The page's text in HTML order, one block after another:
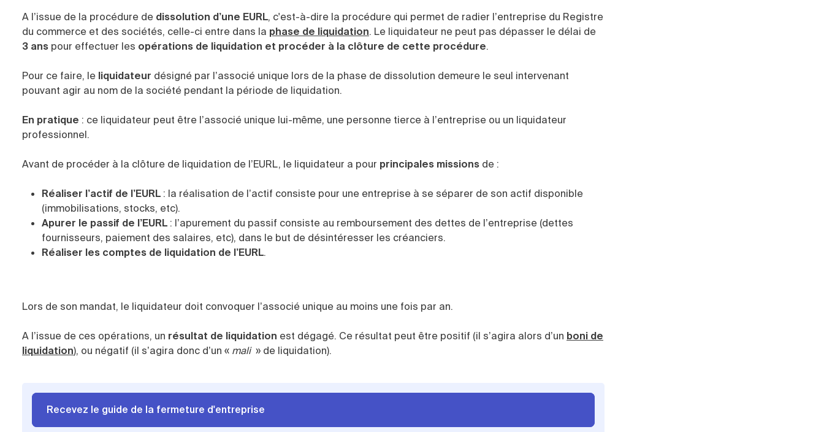
A l’issue de la procédure de dissolution d’une EURL, c'est-à-dire la procédure qui permet de radier l’entreprise du Registre
du commerce et des sociétés, celle-ci entre dans la phase de liquidation. Le liquidateur ne peut pas dépasser le délai de
3 ans pour effectuer les opérations de liquidation et procéder à la clôture de cette procédure.
Pour ce faire, le liquidateur désigné par l’associé unique lors de la phase de dissolution demeure le seul intervenant
pouvant agir au nom de la société pendant la période de liquidation.
En pratique : ce liquidateur peut être l’associé unique lui-même, une personne tierce à l’entreprise ou un liquidateur
professionnel.
Avant de procéder à la clôture de liquidation de l’EURL, le liquidateur a pour principales missions de :
Réaliser l’actif de l’EURL : la réalisation de l’actif consiste pour une entreprise à se séparer de son actif disponible
(immobilisations, stocks, etc).
Apurer le passif de l’EURL : l’apurement du passif consiste au remboursement des dettes de l’entreprise (dettes
fournisseurs, paiement des salaires, etc), dans le but de désintéresser les créanciers.
Réaliser les comptes de liquidation de l’EURL.
Lors de son mandat, le liquidateur doit convoquer l’associé unique au moins une fois par an.
A l’issue de ces opérations, un résultat de liquidation est dégagé. Ce résultat peut être positif (il s’agira alors d’un boni de
liquidation), ou négatif (il s’agira donc d’un « mali » de liquidation).
Recevez le guide de la fermeture d'entreprise